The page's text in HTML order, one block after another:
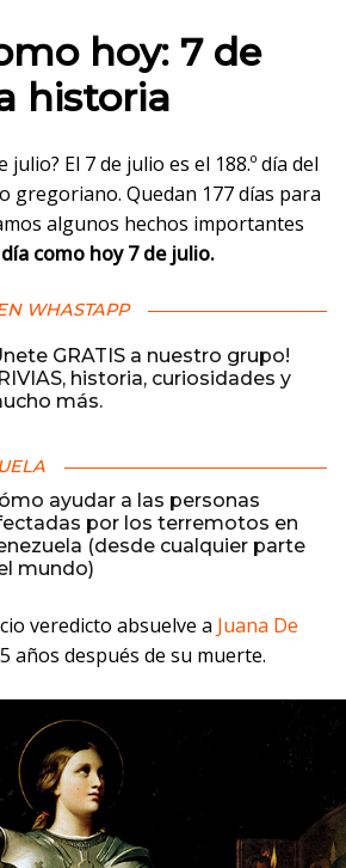
hoy: 7 de
historia
julio? El 7 de julio es el 188.º día del
gregoriano. Quedan 177 días para
algunos hechos importantes
como hoy 7 de julio.
WHASTAPP
GRATIS a nuestro grupo!
historia, curiosidades y
más.
ayudar a las personas
por los terremotos en
(desde cualquier parte
mundo)
veredicto absuelve a Juana De
años después de su muerte.